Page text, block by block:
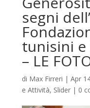
segni
tunisini e
– LE
di Max Firreri | Apr
e Attività, Slider| 0